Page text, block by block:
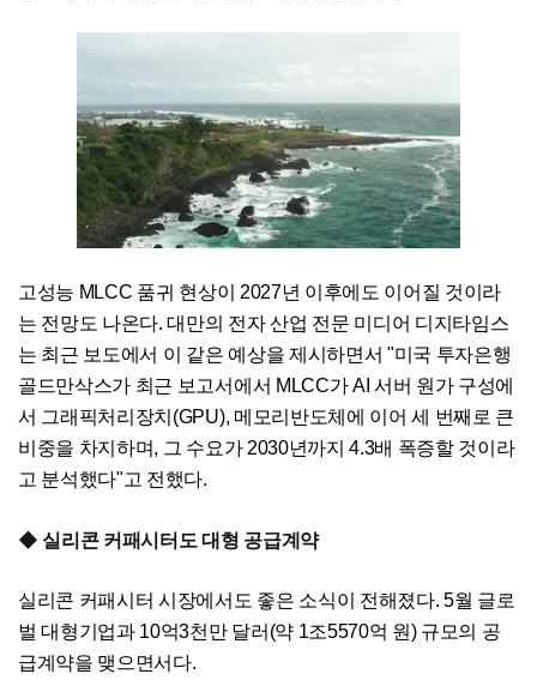
고성능 MLCC 품귀 현상이 2027년 이후에도 이어질 것이라
는 전망도 나온다. 대만의 전자 산업 전문 미디어 디지타임스
는 최근 보도에서 이 같은 예상을 제시하면서 "미국 투자은행
골드만삭스가 최근 보고서에서 MLCC가 AI 서버 원가 구성에
서 그래픽처리장치(GPU), 메모리반도체에 이어 세 번째로 큰
비중을 차지하며, 그 수요가 2030년까지 4.3배 폭증할 것이라
고 분석했다"고 전했다.
◆ 실리콘 커패시터도 대형 공급계약
실리콘 커패시터 시장에서도 좋은 소식이 전해졌다. 5월 글로
벌 대형기업과 10억3천만 달러(약 1조5570억 원) 규모의 공
급계약을 맺으면서다.